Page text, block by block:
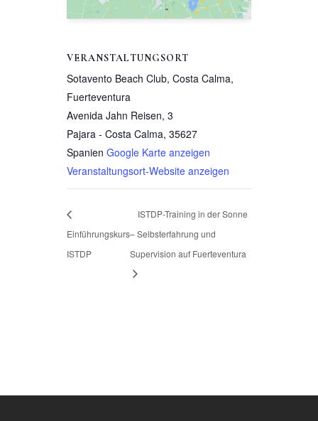
VERANSTALTUNGSORT
Sotavento Beach Club, Costa Calma,
Fuerteventura
Avenida Jahn Reisen, 3
Pajara - Costa Calma, 35627
Spanien Google Karte anzeigen
Veranstaltungsort-Website anzeigen
Einführungskurs
ISTDP
ISTDP-Training in der Sonne
– Selbsterfahrung und
Supervision auf Fuerteventura